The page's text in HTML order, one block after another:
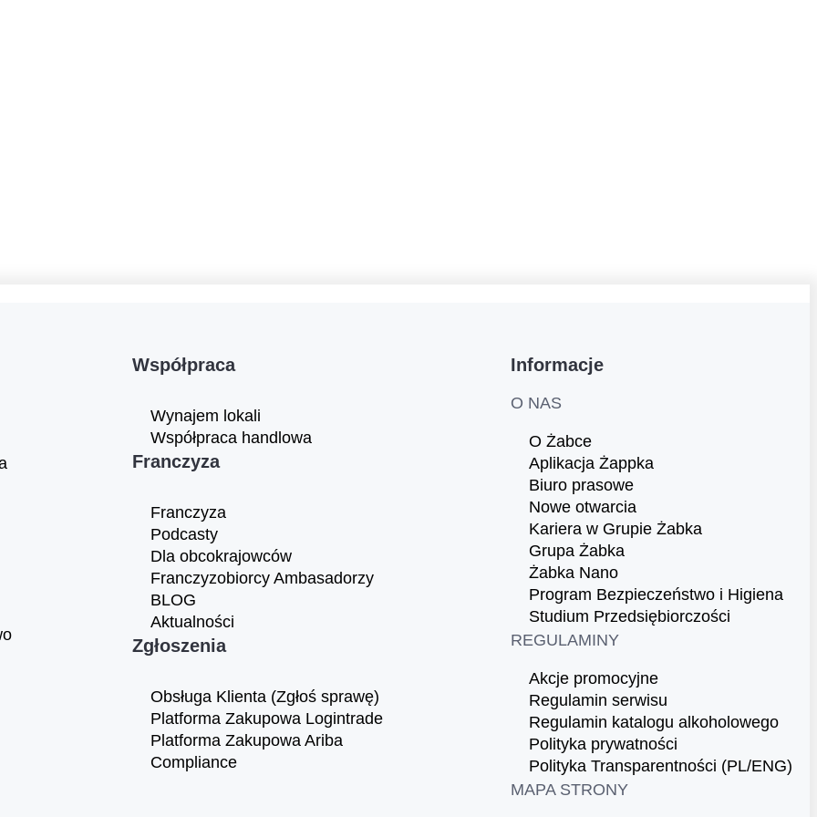
Współpraca
Wynajem lokali
Współpraca handlowa
Franczyza
Franczyza
Podcasty
Dla obcokrajowców
Franczyzobiorcy Ambasadorzy
BLOG
Aktualności
Zgłoszenia
Obsługa Klienta (Zgłoś sprawę)
Platforma Zakupowa Logintrade
Platforma Zakupowa Ariba
Compliance
Informacje
O NAS
O Żabce
Aplikacja Żappka
Biuro prasowe
Nowe otwarcia
Kariera w Grupie Żabka
Grupa Żabka
Żabka Nano
Program Bezpieczeństwo i Higiena
Studium Przedsiębiorczości
REGULAMINY
Akcje promocyjne
Regulamin serwisu
Regulamin katalogu alkoholowego
Polityka prywatności
Polityka Transparentności (PL/ENG)
MAPA STRONY